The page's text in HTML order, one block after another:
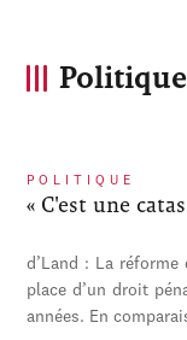
Politique
POLITIQUE
« C'est une
d’Land : La
place d’un droit
années. En